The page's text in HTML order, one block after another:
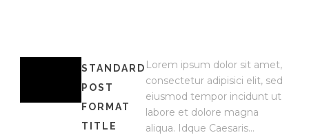
STANDARD
POST
FORMAT
TITLE
Lorem ipsum dolor sit amet,
consectetur adipisici elit, sed
eiusmod tempor incidunt ut
labore et dolore magna
aliqua. Idque Caesaris...